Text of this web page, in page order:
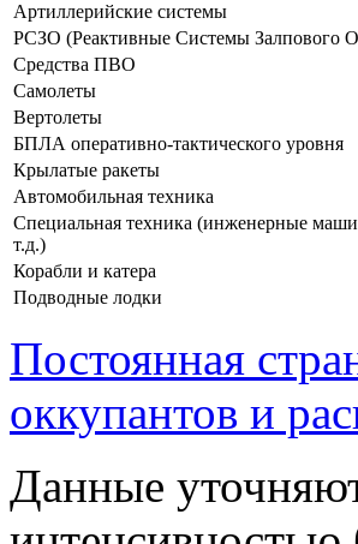
Артиллерийские системы
РСЗО (Реактивные Системы Залпового
Средства ПВО
Самолеты
Вертолеты
БПЛА оперативно-тактического уровня
Крылатые ракеты
Автомобильная техника
Специальная техника (инженерные
т.д.)
Корабли и катера
Подводные лодки
Постоянная
оккупантов и
Данные